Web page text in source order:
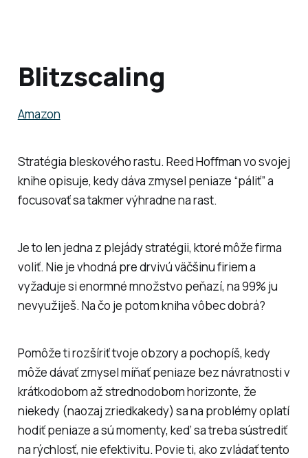
Blitzscaling
Amazon
Stratégia bleskového rastu. Reed Hoffman vo svojej
knihe opisuje, kedy dáva zmysel peniaze “páliť” a
focusovať sa takmer výhradne na rast.
Je to len jedna z plejády stratégii, ktoré môže firma
voliť. Nie je vhodná pre drvivú väčšinu firiem a
vyžaduje si enormné množstvo peňazí, na 99% ju
nevyužiješ. Na čo je potom kniha vôbec dobrá?
Pomôže ti rozšíriť tvoje obzory a pochopíš, kedy
môže dávať zmysel míňať peniaze bez návratnosti v
krátkodobom až strednodobom horizonte, že
niekedy (naozaj zriedkakedy) sa na problémy oplatí
hodiť peniaze a sú momenty, keď sa treba sústrediť
na rýchlosť, nie efektivitu. Povie ti, ako zvládať tento